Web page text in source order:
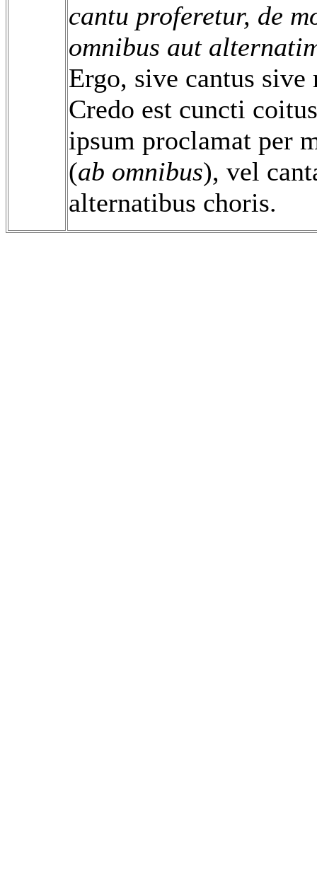
cantu proferetur, de
omnibus aut
Ergo, sive cantus sive
Credo est cuncti
ipsum proclamat per
(ab omnibus), vel
alternatibus choris.